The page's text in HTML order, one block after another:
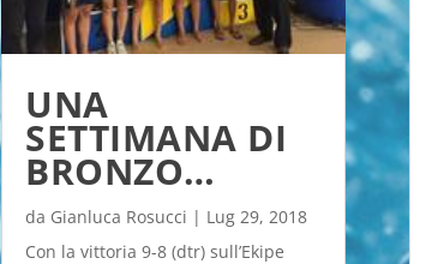
UNA
SETTIMANA DI
BRONZO…
da Gianluca Rosucci | Lug 29, 2018
Con la vittoria 9-8 (dtr) sull’Ekipe